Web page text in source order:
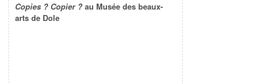
Copies ? Copier ? au Musée des beaux-
arts de Dole